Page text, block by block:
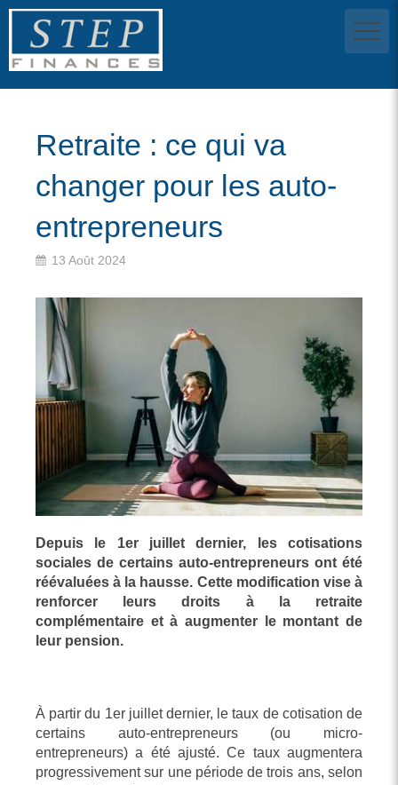
Retraite : ce qui va
changer pour les auto-
entrepreneurs
13 Août 2024
Depuis le 1er juillet dernier, les cotisations
sociales de certains auto-entrepreneurs ont été
réévaluées à la hausse. Cette modification vise à
renforcer leurs droits à la retraite
complémentaire et à augmenter le montant de
leur pension.
À partir du 1er juillet dernier, le taux de cotisation de
certains auto-entrepreneurs (ou micro-
entrepreneurs) a été ajusté. Ce taux augmentera
progressivement sur une période de trois ans, selon